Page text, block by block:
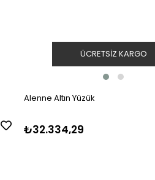
Alenne Altın Yüzük
₺32.334,29
ÜCRETSIZ KARGO